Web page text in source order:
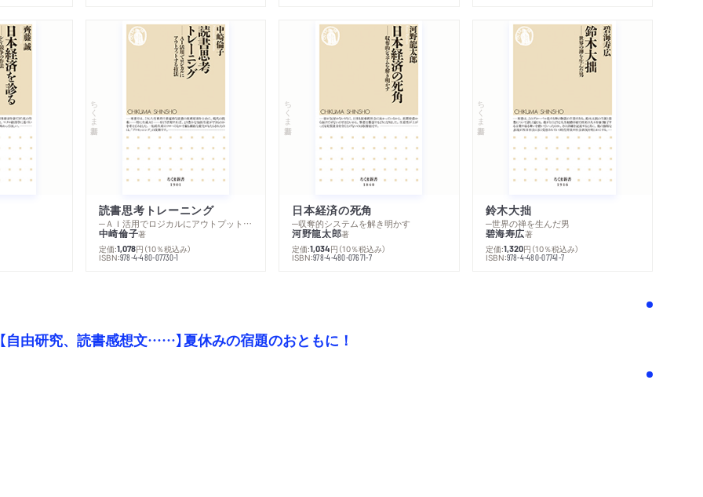
ちくま新書
読書思考トレーニング
─ＡＩ活用でロジカルにアウトプットする技法
中崎倫子著
定価:1,078円 （10％税込み）
ISBN:978-4-480-07730-1
ちくま新書
日本経済の死角
─収奪的システムを解き明かす
河野龍太郎著
定価:1,034円 （10％税込み）
ISBN:978-4-480-07671-7
ちくま新書
鈴木大拙
─世界の禅を生んだ男
碧海寿広著
定価:1,320円 （10％税込み）
ISBN:978-4-480-07741-7
【自由研究、読書感想文……】夏休みの宿題のおともに！